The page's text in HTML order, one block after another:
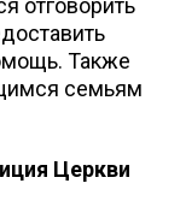
Также
семьям
Церкви